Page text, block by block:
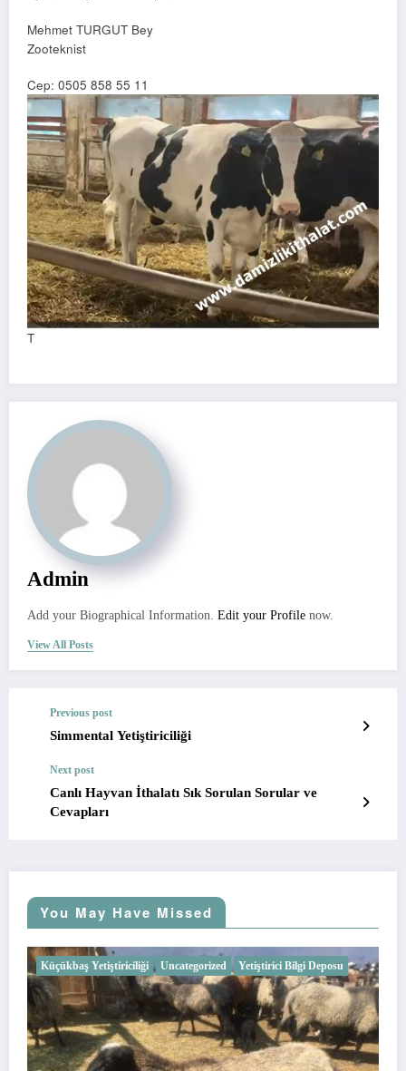
Mehmet TURGUT Bey
Zooteknist
Cep: 0505 858 55 11
T
Admin
Add your Biographical Information. Edit your Profile now.
View All Posts
Previous post
Simmental Yetiştiriciliği
Next post
Canlı Hayvan İthalatı Sık Sorulan Sorular ve
Cevapları
You May Have Missed
Küçükbaş Yetiştiriciliği Uncategorized Yetiştirici Bilgi Deposu